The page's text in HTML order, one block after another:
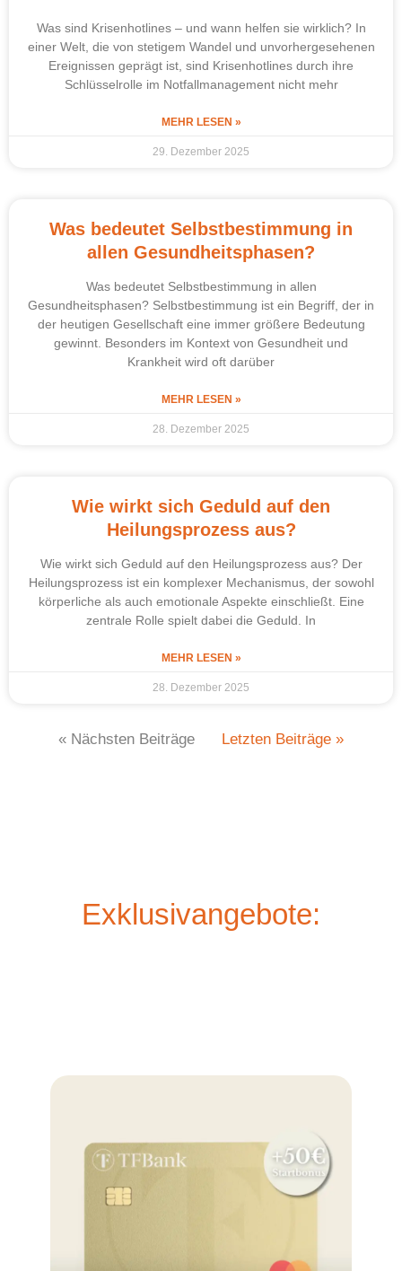
Was sind Krisenhotlines – und wann helfen sie wirklich? In
einer Welt, die von stetigem Wandel und unvorhergesehenen
Ereignissen geprägt ist, sind Krisenhotlines durch ihre
Schlüsselrolle im Notfallmanagement nicht mehr
MEHR LESEN »
29. Dezember 2025
Was bedeutet Selbstbestimmung in
allen Gesundheitsphasen?
Was bedeutet Selbstbestimmung in allen
Gesundheitsphasen? Selbstbestimmung ist ein Begriff, der in
der heutigen Gesellschaft eine immer größere Bedeutung
gewinnt. Besonders im Kontext von Gesundheit und
Krankheit wird oft darüber
MEHR LESEN »
28. Dezember 2025
Wie wirkt sich Geduld auf den
Heilungsprozess aus?
Wie wirkt sich Geduld auf den Heilungsprozess aus? Der
Heilungsprozess ist ein komplexer Mechanismus, der sowohl
körperliche als auch emotionale Aspekte einschließt. Eine
zentrale Rolle spielt dabei die Geduld. In
MEHR LESEN »
28. Dezember 2025
« Nächsten Beiträge Letzten Beiträge »
Exklusivangebote: